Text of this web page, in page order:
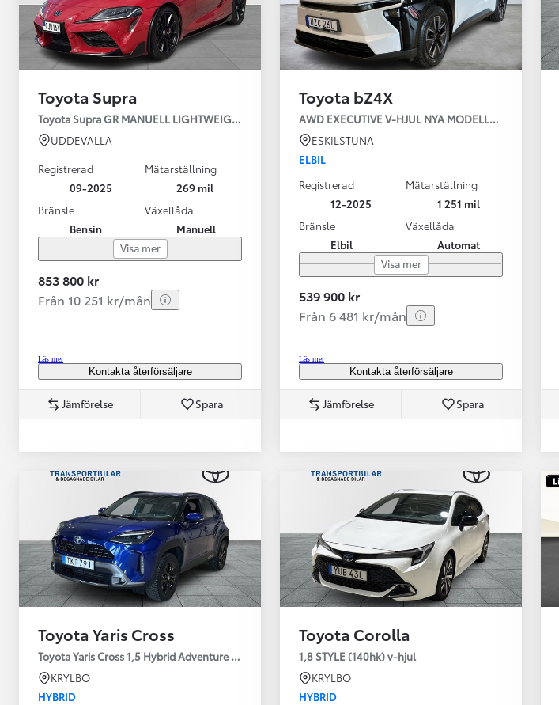
Från 599 900 kr
HYBRID
Från 360 900 kr
Från 3 548 kr/mån
Easy Billån
Toyota GR Supra
BENSIN
Toyota Supra
Toyota Supra GR MANUELL LIGHTWEIGHT EVO / OMG LEV! MOMSBIL!
UDDEVALLA
Registrerad
09-2025
Mätarställning
269 mil
Bränsle
Bensin
Växellåda
Manuell
Visa mer
853 800 kr
Från 10 251 kr/mån
Läs mer
Kontakta återförsäljare
Jämförelse Spara
Toyota bZ4X
AWD EXECUTIVE V-HJUL NYA MODELLEN
ESKILSTUNA
ELBIL
Registrerad
12-2025
Mätarställning
1 251 mil
Bränsle
Elbil
Växellåda
Automat
Visa mer
539 900 kr
Från 6 481 kr/mån
Läs mer
Kontakta återförsäljare
Jämförelse Spara
Toyota Yaris Cross
Toyota Yaris Cross 1,5 Hybrid Adventure Drag V-Hjul
KRYLBO
HYBRID
Toyota Corolla
1,8 STYLE (140hk) v-hjul
KRYLBO
HYBRID